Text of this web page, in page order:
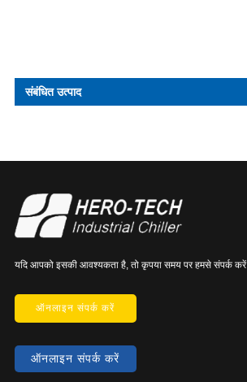
संबंधित उत्पाद
यदि आपको इसकी आवश्यकता है, तो कृपया समय पर हमसे संपर्क करें
ऑनलाइन संपर्क करें
ऑनलाइन संपर्क करें